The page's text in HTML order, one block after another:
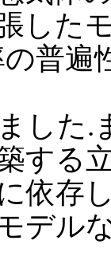
した
普遍
した.
する
依存
デル